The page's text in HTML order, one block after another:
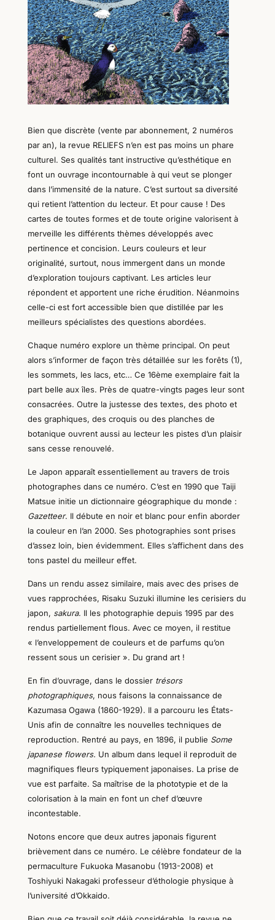
Bien que discrète (vente par abonnement, 2 numéros
par an), la revue RELIEFS n’en est pas moins un phare
culturel. Ses qualités tant instructive qu’esthétique en
font un ouvrage incontournable à qui veut se plonger
dans l’immensité de la nature. C’est surtout sa diversité
qui retient l’attention du lecteur. Et pour cause ! Des
cartes de toutes formes et de toute origine valorisent à
merveille les différents thèmes développés avec
pertinence et concision. Leurs couleurs et leur
originalité, surtout, nous immergent dans un monde
d’exploration toujours captivant. Les articles leur
répondent et apportent une riche érudition. Néanmoins
celle-ci est fort accessible bien que distillée par les
meilleurs spécialistes des questions abordées.
Chaque numéro explore un thème principal. On peut
alors s’informer de façon très détaillée sur les forêts (1),
les sommets, les lacs, etc… Ce 16ème exemplaire fait la
part belle aux îles. Près de quatre-vingts pages leur sont
consacrées. Outre la justesse des textes, des photo et
des graphiques, des croquis ou des planches de
botanique ouvrent aussi au lecteur les pistes d’un plaisir
sans cesse renouvelé.
Le Japon apparaît essentiellement au travers de trois
photographes dans ce numéro. C’est en 1990 que Taiji
Matsue initie un dictionnaire géographique du monde :
Gazetteer. Il débute en noir etblanc pour enfin aborder
la couleur en l’an 2000. Ses photographies sont prises
d’assez loin, bien évidemment. Elles s’affichent dans des
tons pastel du meilleur effet.
Dans un rendu assez similaire, mais avec des prises de
vues rapprochées, Risaku Suzuki illumine les cerisiers du
japon, sakura. Il les photographie depuis 1995 par des
rendus partiellement flous. Avecce moyen, il restitue
« l’enveloppement de couleurs et de parfums qu’on
ressent sous un cerisier ». Du grand art !
En fin d’ouvrage, dans le dossier trésors
photographiques, nous faisons la connaissance de
Kazumasa Ogawa (1860-1929). Il a parcouru les États-
Unis afin de connaître les nouvelles techniques de
reproduction. Rentré au pays, en 1896, il publie Some
japanese flowers. Un album dans lequel il reproduit de
magnifiques fleurs typiquement japonaises. La prise de
vue est parfaite. Sa maîtrise de la phototypie et de la
colorisation à la main en font un chef d’œuvre
incontestable.
Notons encore que deux autres japonais figurent
brièvement dans ce numéro. Le célèbre fondateur de la
permaculture Fukuoka Masanobu (1913-2008) et
Toshiyuki Nakagaki professeur d’éthologie physique à
l’université d’Okkaido.